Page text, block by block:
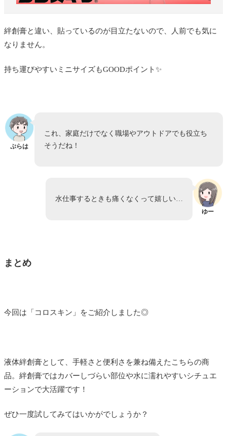
絆創膏と違い、貼っているのが目立たないので、人前でも気に
なりません。
持ち運びやすいミニサイズもGOODポイント✨️
ぷらは
これ、家庭だけでなく職場やアウトドアでも役立ち
そうだね！
ゆー
水仕事するときも痛くなくって嬉しい…
まとめ
今回は「コロスキン」をご紹介しました◎
液体絆創膏として、手軽さと便利さを兼ね備えたこちらの商
品。絆創膏ではカバーしづらい部位や水に濡れやすいシチュエ
ーションで大活躍です！
ぜひ一度試してみてはいかがでしょうか？